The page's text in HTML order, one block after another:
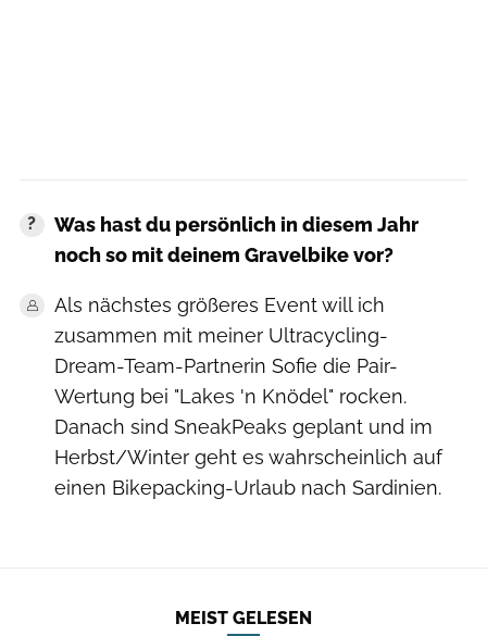
Was hast du persönlich in diesem Jahr
noch so mit deinem Gravelbike vor?
Als nächstes größeres Event will ich
zusammen mit meiner Ultracycling-
Dream-Team-Partnerin Sofie die Pair-
Wertung bei "Lakes 'n Knödel" rocken.
Danach sind SneakPeaks geplant und im
Herbst/Winter geht es wahrscheinlich auf
einen Bikepacking-Urlaub nach Sardinien.
MEIST GELESEN